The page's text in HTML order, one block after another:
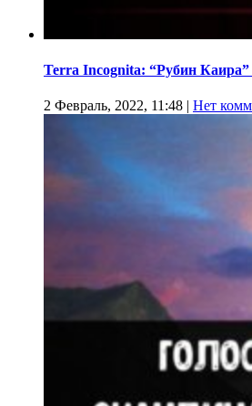
Terra Incognita: “Рубин
2 Февраль, 2022, 11:48 | Нет